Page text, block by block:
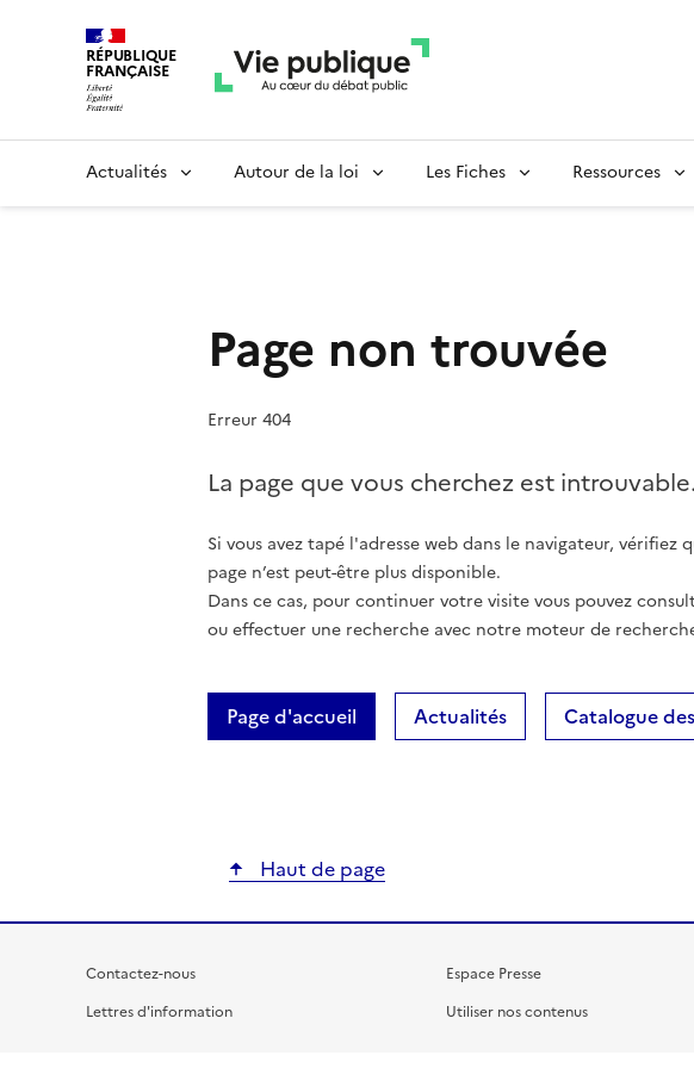
RÉPUBLIQUE
FRANÇAISE
Actualités Autour de la loi Les Fiches Ressources
Page non trouvée
Erreur 404
La page que vous cherchez est introuvable.
Si vous avez tapé l'adresse web dans le navigateur, vérifiez
page n’est peut-être plus disponible.
Dans ce cas, pour continuer votre visite vous pouvez
ou effectuer une recherche avec notre moteur de
Page d'accueil Actualités Catalogue
Haut de page
Contactez-nous
Lettres d'information
Espace Presse
Utiliser nos contenus